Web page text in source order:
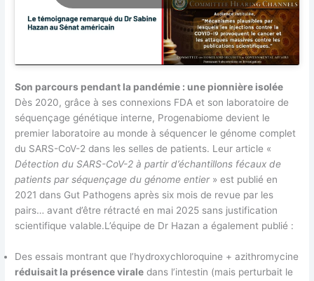
Son parcours pendant la pandémie : une pionnière isolée
Dès 2020, grâce à ses connexions FDA et son laboratoire de
séquençage génétique interne, Progenabiome devient le
premier laboratoire au monde à séquencer le génome complet
du SARS-CoV-2 dans les selles de patients. Leur article «
Détection du SARS-CoV-2 à partir d’échantillons fécaux de
patients par séquençage du génome entier» est publié en
2021 dans Gut Pathogens après six mois de revue par les
pairs… avant d’être rétracté en mai 2025 sans justification
scientifique valable.L’équipe de Dr Hazan a également publié :
Des essais montrant que l’hydroxychloroquine + azithromycine
réduisait la présence virale dans l’intestin (mais perturbait le